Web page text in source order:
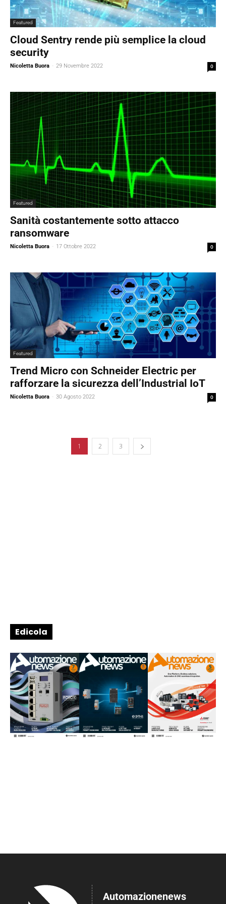
Featured
Cloud Sentry rende più semplice la cloud
security
Nicoletta Buora - 29 Novembre 2022 0
Featured
Sanità costantemente sotto attacco
ransomware
Nicoletta Buora - 17 Ottobre 2022 0
Featured
Trend Micro con Schneider Electric per
rafforzare la sicurezza dell’Industrial IoT
Nicoletta Buora - 30 Agosto 2022 0
1 2 3
Edicola
Automazionenews